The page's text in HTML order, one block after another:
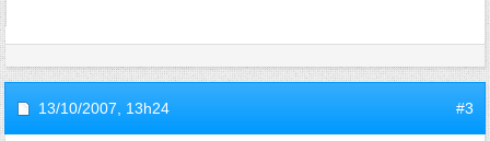
13/10/2007, 13h24 #3